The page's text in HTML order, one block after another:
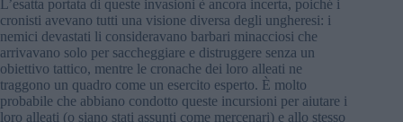
L’esatta portata di queste invasioni è ancora incerta, poiché i
cronisti avevano tutti una visione diversa degli ungheresi: i
nemici devastati li consideravano barbari minacciosi che
arrivavano solo per saccheggiare e distruggere senza un
obiettivo tattico, mentre le cronache dei loro alleati ne
traggono un quadro come un esercito esperto. È molto
probabile che abbiano condotto queste incursioni per aiutare i
loro alleati (o siano stati assunti come mercenari) e allo stesso